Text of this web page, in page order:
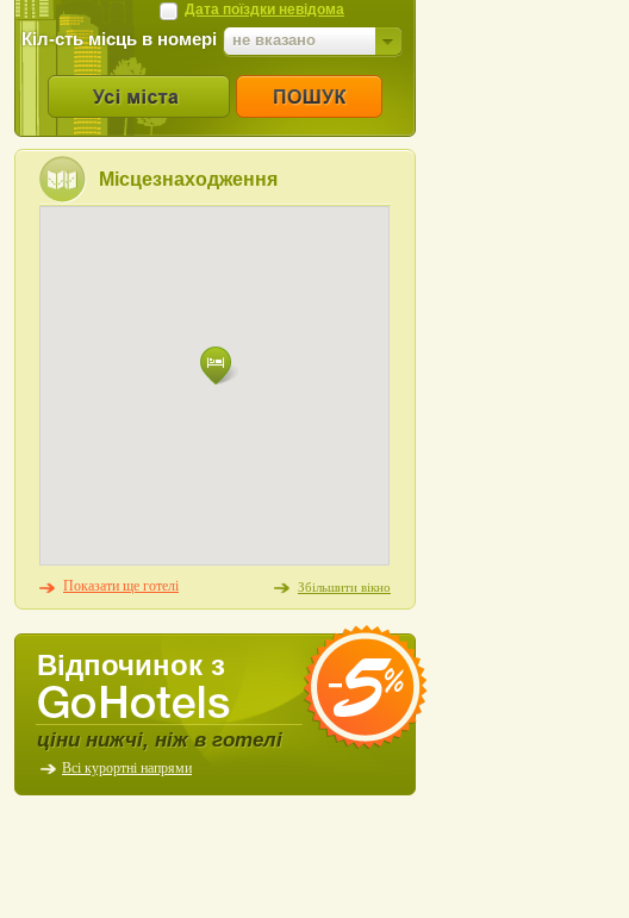
Дата поїздки невідома
Кіл-сть місць в номері не вказано
Місцезнаходження
Показати ще готелі Збільшити вікно
Відпочинок з
ціни нижчі, ніж в готелі
Всі курортні напрями